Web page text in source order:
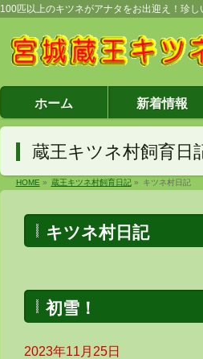
100匹以上のキツネがアナタをお出迎え！珍
ホーム 新着情報
蔵王キツネ村飼育日
HOME » 蔵王キツネ村飼育日記 » キツネ村日記
キツネ村日記
初雪！
2023年11月25日